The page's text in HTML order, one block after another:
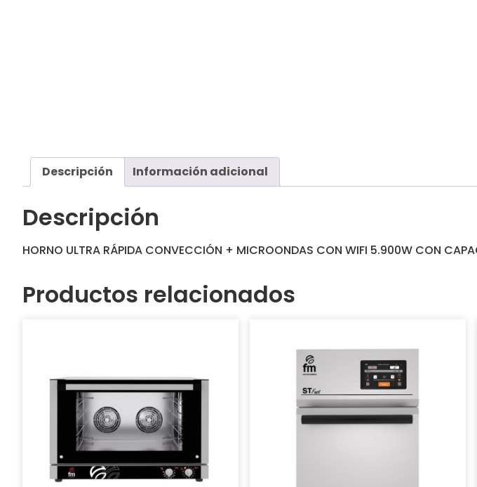
Descripción Información adicional
Descripción
HORNO ULTRA RÁPIDA CONVECCIÓN + MICROONDAS CON WIFI 5.900W CON
Productos relacionados